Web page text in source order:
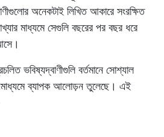
অনেকটাই লিখিত আকারে সংরক্ষিত
মাধ্যমে সেগুলি বছরের পর বছর ধরে
ভবিষ্যদ্বাণীগুলি বর্তমানে সোশ্যাল
ব্যাপক আলোড়ন তুলেছে। এই